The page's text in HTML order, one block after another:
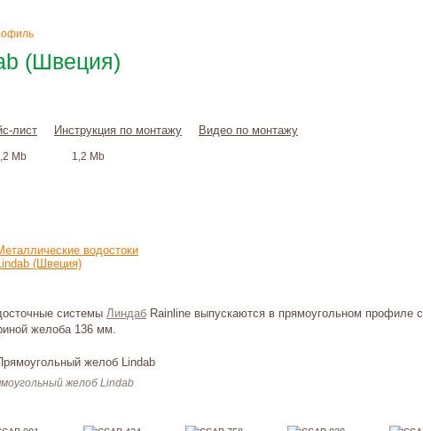
(Швеция)
лист
Mb
Инструкция по монтажу
1,2 Mb
Видео по монтажу
системы Линдаб Rainline выпускаются в прямоугольном профиле с
желоба 136 мм.
желоб Lindab